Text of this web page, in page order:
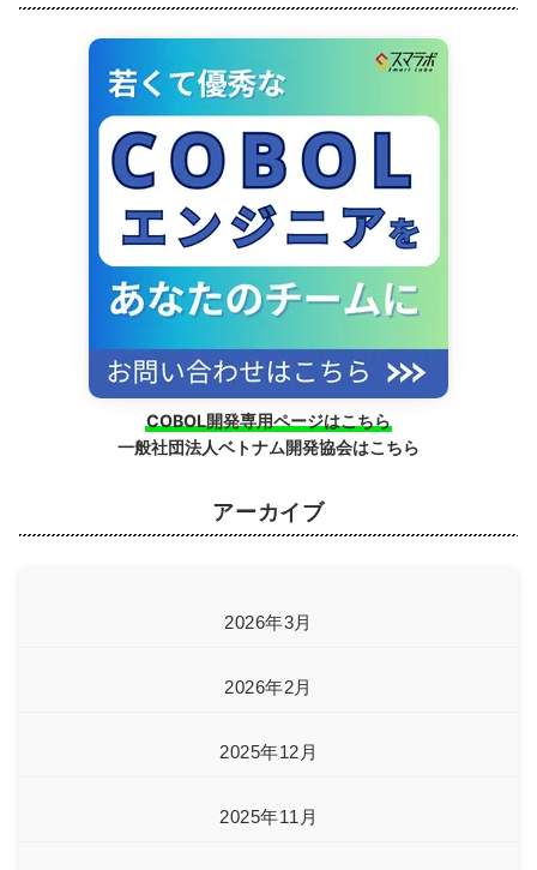
COBOL開発専用ページはこちら
一般社団法人ベトナム開発協会はこちら
アーカイブ
2026年3月
2026年2月
2025年12月
2025年11月